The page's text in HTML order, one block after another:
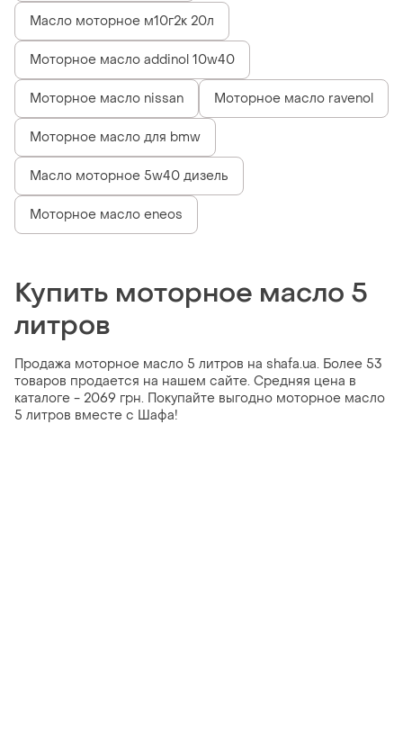
Масло моторное м10г2к 20л
Моторное масло addinol 10w40
Моторное масло nissan Моторное масло ravenol
Моторное масло для bmw
Масло моторное 5w40 дизель
Моторное масло eneos
Купить моторное масло 5
литров
Продажа моторное масло 5 литров на shafa.ua. Более 53
товаров продается на нашем сайте. Средняя цена в
каталоге - 2069 грн. Покупайте выгодно моторное масло
5 литров вместе с Шафа!